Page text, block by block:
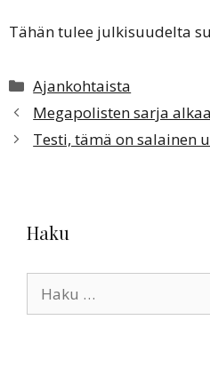
Tähän tulee julkisuudelta
Kategoriat
Ajankohtaista
Megapolisten sarja
Testi, tämä on salainen
Haku